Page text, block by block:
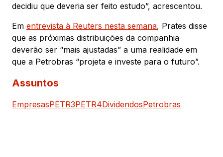
decidiu que deveria ser feito estudo”, acrescentou.
Em entrevista à Reuters nesta semana, Prates disse
que as próximas distribuições da companhia
deverão ser “mais ajustadas” a uma realidade em
que a Petrobras “projeta e investe para o futuro”.
Assuntos
EmpresasPETR3PETR4DividendosPetrobras